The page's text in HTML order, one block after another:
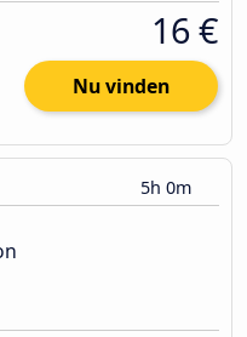
16 €
Nu vinden
5h 0m